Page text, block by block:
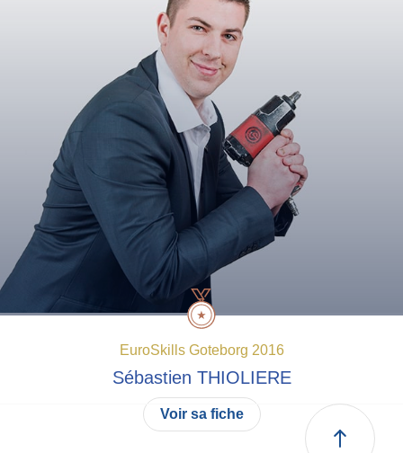
EuroSkills Goteborg 2016
Sébastien THIOLIERE
Voir sa fiche